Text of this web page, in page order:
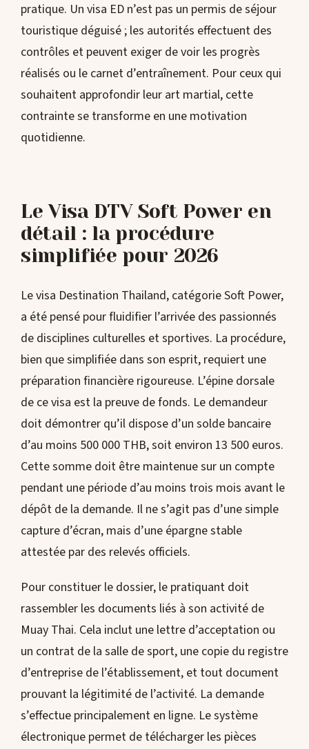
pratique. Un visa ED n’est pas un permis de séjour
touristique déguisé ; les autorités effectuent des
contrôles et peuvent exiger de voir les progrès
réalisés ou le carnet d’entraînement. Pour ceux qui
souhaitent approfondir leur art martial, cette
contrainte se transforme en une motivation
quotidienne.
Le Visa DTV Soft Power en
détail : la procédure
simplifiée pour 2026
Le visa Destination Thailand, catégorie Soft Power,
a été pensé pour fluidifier l’arrivée des passionnés
de disciplines culturelles et sportives. La procédure,
bien que simplifiée dans son esprit, requiert une
préparation financière rigoureuse. L’épine dorsale
de ce visa est la preuve de fonds. Le demandeur
doit démontrer qu’il dispose d’un solde bancaire
d’au moins 500 000 THB, soit environ 13 500 euros.
Cette somme doit être maintenue sur un compte
pendant une période d’au moins trois mois avant le
dépôt de la demande. Il ne s’agit pas d’une simple
capture d’écran, mais d’une épargne stable
attestée par des relevés officiels.
Pour constituer le dossier, le pratiquant doit
rassembler les documents liés à son activité de
Muay Thai. Cela inclut une lettre d’acceptation ou
un contrat de la salle de sport, une copie du registre
d’entreprise de l’établissement, et tout document
prouvant la légitimité de l’activité. La demande
s’effectue principalement en ligne. Le système
électronique permet de télécharger les pièces